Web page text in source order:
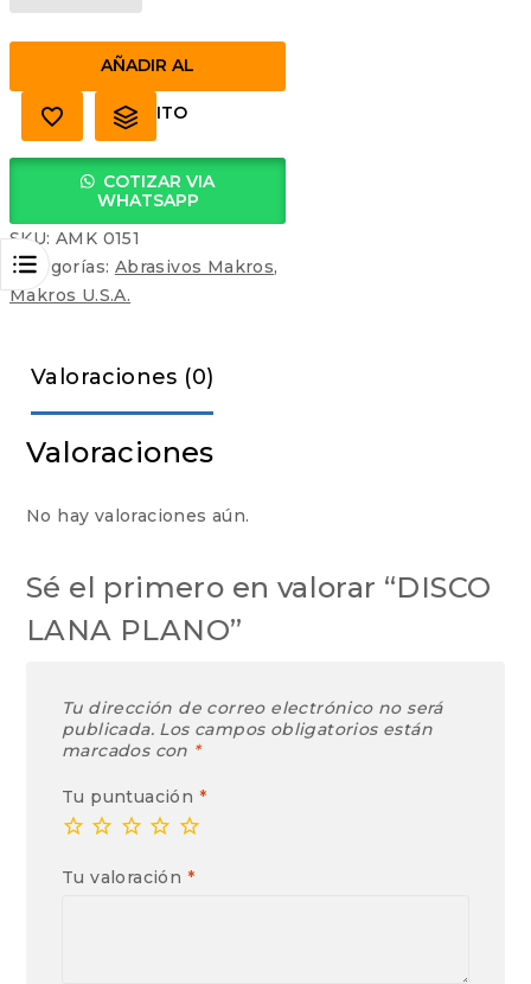
cantidadAÑADIR AL
CARRITO
COTIZAR VIA
WHATSAPP
SKU: AMK 0151
Categorías: Abrasivos Makros,
Makros U.S.A.
Valoraciones (0)
Valoraciones
No hay valoraciones aún.
Sé el primero en valorar “DISCO
LANA PLANO”
Tu dirección de correo electrónico no será
publicada. Los campos obligatorios están
marcados con *
Tu puntuación *
Tu valoración *